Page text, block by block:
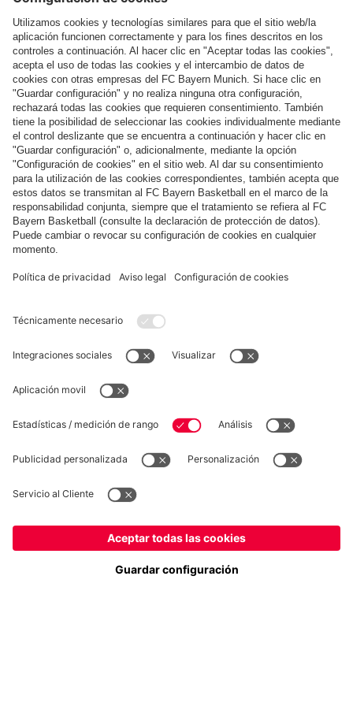
Más categorías
Síguenos
Pago y entrega
FC Bayern Store App
Privacidad
Configuración de las cookies
*Los precios incluyen el IVA y los gastos de envío
© FC Bayern München AG
FC Bayern München AG, Säbener Str. 51-57, 81547 München
Españapara entregar allí!
Globalpara entregar allí!